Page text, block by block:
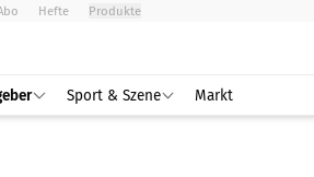
Hefte Produkte
Sport & Szene Markt